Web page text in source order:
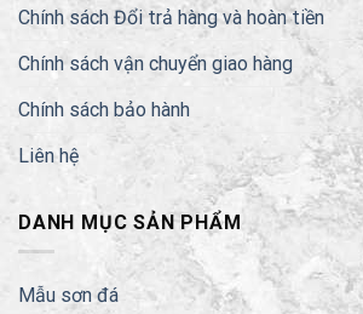
Chính sách Đổi trả hàng và hoàn tiền
Chính sách vận chuyển giao hàng
Chính sách bảo hành
Liên hệ
DANH MỤC SẢN PHẨM
Mẫu sơn đá